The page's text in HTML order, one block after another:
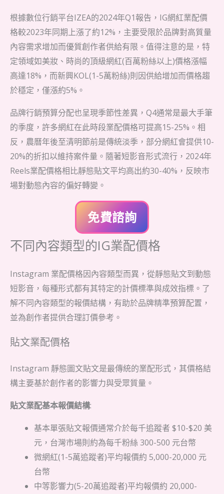
根據數位行銷平台IZEA的2024年Q1報告，IG網紅業配價
格較2023年同期上漲了約12%，主要受限於品牌對高質量
內容需求增加而優質創作者供給有限。值得注意的是，特
定領域如美妝、時尚的頂級網紅(百萬粉絲以上)價格漲幅
高達18%，而新興KOL(1-5萬粉絲)則因供給增加而價格趨
於穩定，僅漲約5%。
品牌行銷預算分配也呈現季節性差異，Q4通常是最大手筆
的季度，許多網紅在此時段業配價格可提高15-25%。相
反，農曆年後至清明節前是傳統淡季，部分網紅會提供10-
20%的折扣以維持案件量。隨著短影音形式流行，2024年
Reels業配價格相比靜態貼文平均高出約30-40%，反映市
場對動態內容的偏好轉變。
免費諮詢
不同內容類型的IG業配價格
Instagram 業配價格因內容類型而異，從靜態貼文到動態
短影音，每種形式都有其特定的計價標準與成效指標。了
解不同內容類型的報價結構，有助於品牌精準預算配置，
並為創作者提供合理訂價參考。
貼文業配價格
Instagram 靜態圖文貼文是最傳統的業配形式，其價格結
構主要基於創作者的影響力與受眾質量。
貼文業配基本報價結構:
基本單張貼文報價通常介於每千追蹤者 $10-$20 美
元，台灣市場則約為每千粉絲 300-500 元台幣
微網紅(1-5萬追蹤者)平均報價約 5,000-20,000 元
台幣
中等影響力(5-20萬追蹤者)平均報價約 20,000-